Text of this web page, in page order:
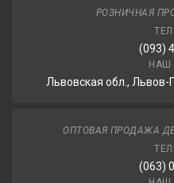
РОЗНИЧНАЯ
(093)
НАШ
Львовская обл.,
ОПТОВАЯ ПРОДАЖА
(063)